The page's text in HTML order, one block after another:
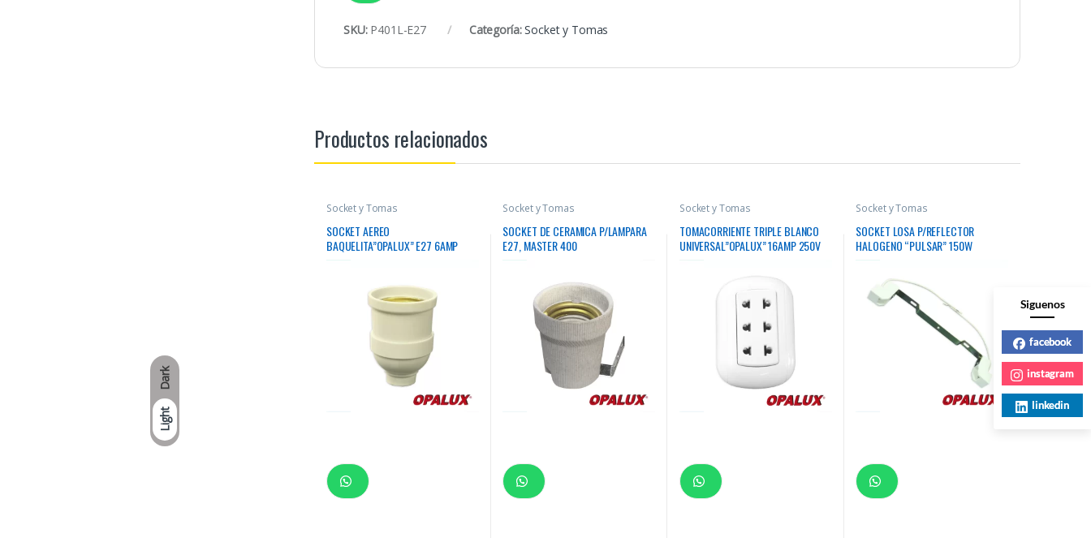
Dark
Light
SKU: P401L-E27 Categoría:Socket y Tomas
Productos relacionados
Socket y Tomas
SOCKET AEREO
BAQUELITA”OPALUX” E27 6AMP
Socket y Tomas
SOCKET DE CERAMICA P/LAMPARA
E27, MASTER 400
Socket y Tomas
TOMACORRIENTE TRIPLE BLANCO
UNIVERSAL”OPALUX” 16AMP 250V
Socket y Tomas
SOCKET LOSA P/REFLECTOR
HALOGENO “PULSAR” 150W
Siguenos
facebook
instagram
linkedin